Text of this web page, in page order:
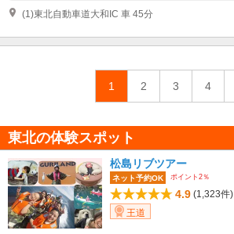
(1)東北自動車道大和IC 車 45分
1 2 3 4
東北の体験スポット
松島リブツアー
ネット予約OK ポイント2％
4.9 (1,323件)
王道